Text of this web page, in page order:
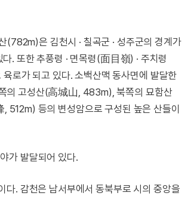
은 김천시 · 칠곡군 · 성주군의 경계가
. 또한 추풍령 · 면목령(面目嶺) · 주치령
로가 되고 있다. 소백산맥 동사면에 발달한
의 고성산(高城山, 483m), 북쪽의 묘함산
등의 변성암으로 구성된 높은 산들이
가 발달되어 있다.
. 감천은 남서부에서 동북부로 시의 중앙을